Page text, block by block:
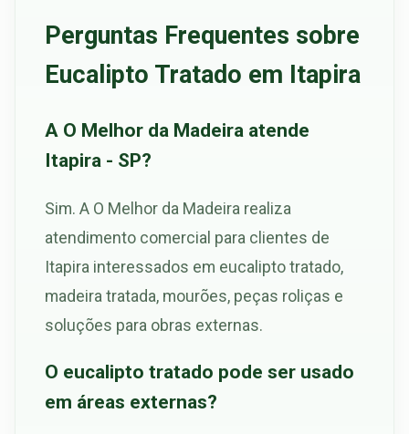
Perguntas Frequentes sobre
Eucalipto Tratado em Itapira
A O Melhor da Madeira atende
Itapira - SP?
Sim. A O Melhor da Madeira realiza
atendimento comercial para clientes de
Itapira interessados em eucalipto tratado,
madeira tratada, mourões, peças roliças e
soluções para obras externas.
O eucalipto tratado pode ser usado
em áreas externas?